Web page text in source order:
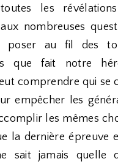
les
nombreuses
poser au fil des
que fait notre
comprendre qui se
empêcher les
les mêmes
la dernière épreuve
sait jamais quelle